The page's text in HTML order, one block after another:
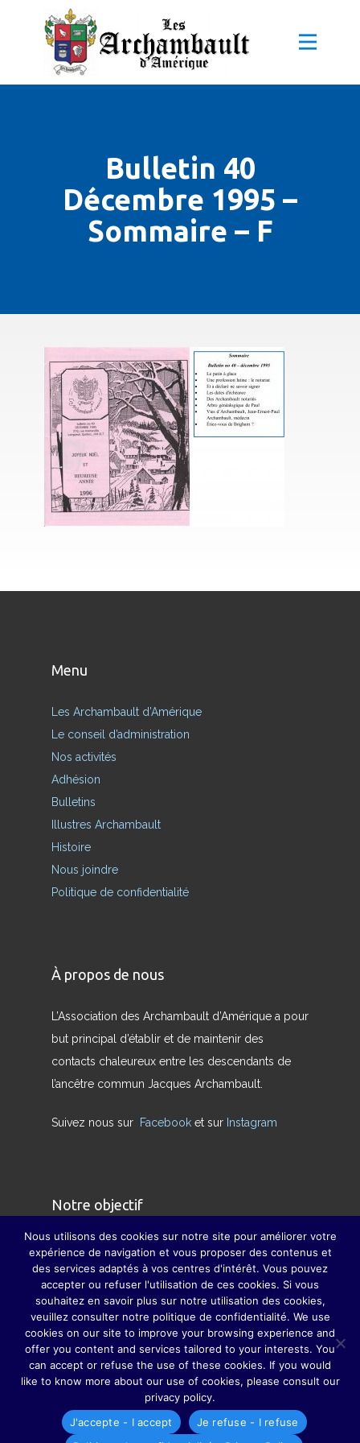
Bulletin 40
Décembre 1995 –
Sommaire – F
Menu
Les Archambault d’Amérique
Le conseil d’administration
Nos activités
Adhésion
Bulletins
Illustres Archambault
Histoire
Nous joindre
Politique de confidentialité
À propos de nous
L’Association des Archambault d’Amérique a pour
but principal d’établir et de maintenir des
contacts chaleureux entre les descendants de
l’ancêtre commun Jacques Archambault.
Suivez nous sur Facebook et sur Instagram
Notre objectif
Nous avons pour but de redonner son sens
véritable à la famille et à pallier, dans la mesure
du possible, la disparition des grandes fêtes de
famille, grâce auxquelles parents, grands-
parents, sœurs, frères, oncles, tantes, cousins et
cousines ne se perdaient guère de vue.
Nous utilisons des cookies sur notre site pour améliorer votre
expérience de navigation et vous proposer des contenus et
des services adaptés à vos centres d'intérêt. Vous pouvez
accepter ou refuser l'utilisation de ces cookies. Si vous
souhaitez en savoir plus sur notre utilisation des cookies,
veuillez consulter notre politique de confidentialité. We use
cookies on our site to improve your browsing experience and
offer you content and services tailored to your interests. You
can accept or refuse the use of these cookies. If you would
like to know more about our use of cookies, please consult our
privacy policy.
J'accepte - I accept
Je refuse - I refuse